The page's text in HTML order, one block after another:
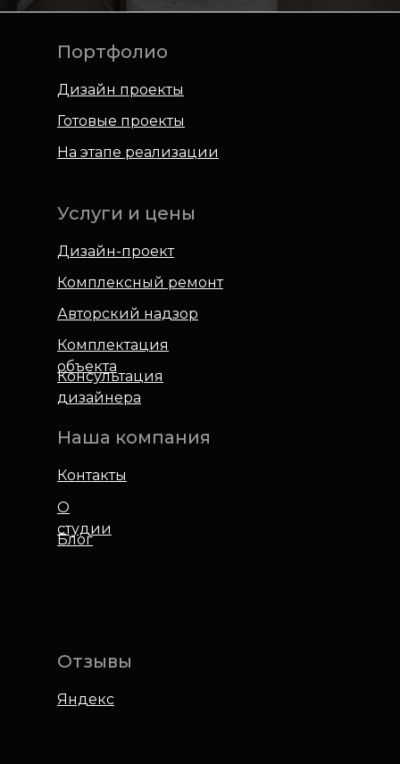
Портфолио
Дизайн проекты
Готовые проекты
На этапе реализации
Услуги и цены
Дизайн-проект
Комплексный ремонт
Авторский надзор
Наша компания
Контакты
Комплектация
объекта
О
студии
Отзывы
Яндекс
Консультация
дизайнера
Блог